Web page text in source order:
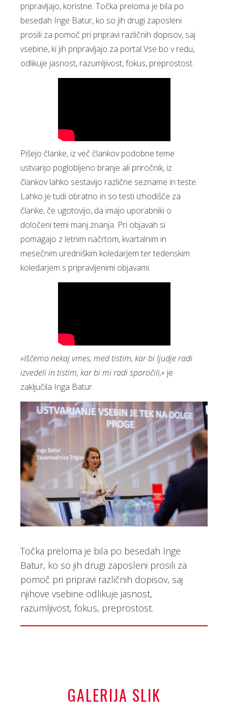
pripravljajo, koristne. Točka preloma je bila po
besedah Inge Batur, ko so jih drugi zaposleni
prosili za pomoč pri pripravi različnih dopisov, saj
vsebine, ki jih pripravljajo za portal Vse bo v redu,
odlikuje jasnost, razumljivost, fokus, preprostost.
Pišejo članke, iz več člankov podobne teme
ustvarijo poglobljeno branje ali priročnik, iz
člankov lahko sestavijo različne sezname in teste.
Lahko je tudi obratno in so testi izhodišče za
članke, če ugotovijo, da imajo uporabniki o
določeni temi manj znanja. Pri objavah si
pomagajo z letnim načrtom, kvartalnim in
mesečnim uredniškim koledarjem ter tedenskim
koledarjem s pripravljenimi objavami.
»Iščemo nekaj vmes, med tistim, kar bi ljudje radi
izvedeli in tistim, kar bi mi radi sporočili,« je
zaključila Inga Batur.
Točka preloma je bila po besedah Inge
Batur, ko so jih drugi zaposleni prosili za
pomoč pri pripravi različnih dopisov, saj
njihove vsebine odlikuje jasnost,
razumljivost, fokus, preprostost.
GALERIJA SLIK